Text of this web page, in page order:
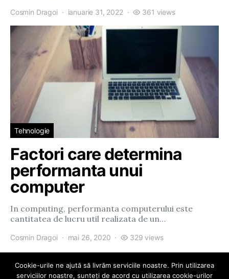
Cosmin Dragoi ianuarie 31, 2022 361 views
Tehnologie
Factori care determina
performanta unui
computer
In computing, performanta computerului este
cantitatea de lucru util realizata de un…
Cosmin Dragoi mai 26, 2020 329 views
Cookie-urile ne ajută să livrăm serviciile noastre. Prin utilizarea
serviciilor noastre, sunteți de acord cu utilizarea cookie-urilor